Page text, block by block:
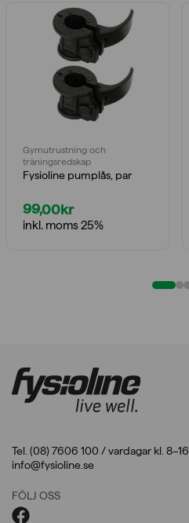
Gymutrustning och
träningsredskap
Fysioline pumplås, par
99,00kr
inkl. moms 25%
Tel. (08) 7606 100 / vardagar kl. 8–16
info@fysioline.se
FÖLJ OSS